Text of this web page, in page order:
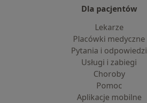
Dla pacjentów
Lekarze
Placówki medyczne
Pytania i odpowiedzi
Usługi i zabiegi
Choroby
Pomoc
Aplikacje mobilne